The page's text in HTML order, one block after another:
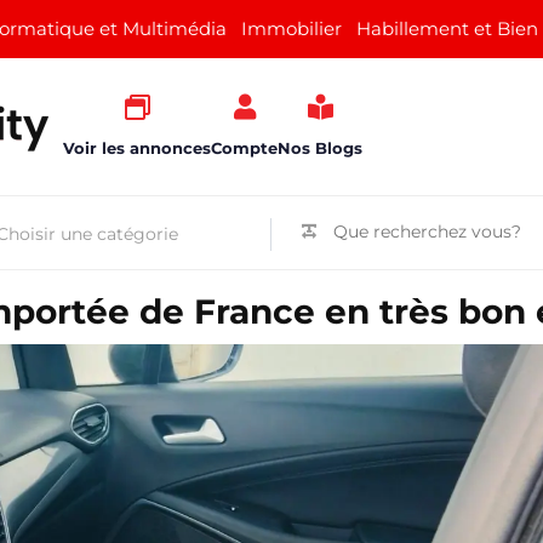
et Multimédia Immobilier Habillement et Bien
Voir les annoncesCompteNos Blogs
de France en très bon